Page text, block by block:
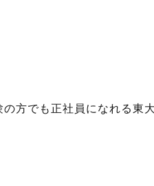
方でも正社員になれる東